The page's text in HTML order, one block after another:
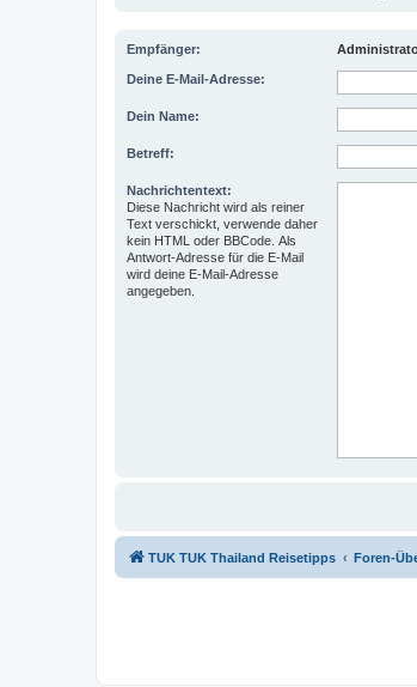
Empfänger:
Deine E-Mail-Adresse:
Dein Name:
Betreff:
Nachrichtentext:
Diese Nachricht wird als reiner
Text verschickt, verwende daher
kein HTML oder BBCode. Als
Antwort-Adresse für die E-Mail
wird deine E-Mail-Adresse
angegeben.
TUK TUK Thailand Reisetipps Foren-